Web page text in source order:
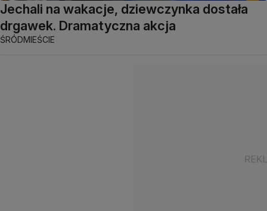
Jechali na wakacje, dziewczynka dostała
drgawek. Dramatyczna akcja
ŚRÓDMIEŚCIE